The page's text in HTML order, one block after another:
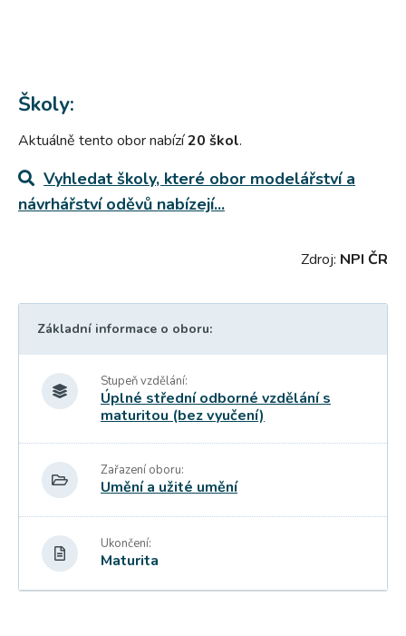
Školy:
Aktuálně tento obor nabízí20 škol.
Vyhledat školy, které obor modelářství a
návrhářství oděvů nabízejí...
Zdroj: NPI ČR
Základní informace o oboru:
Stupeň vzdělání:
Úplné střední odborné vzdělání s
maturitou (bez vyučení)
Zařazení oboru:
Umění a užité umění
Ukončení:
Maturita